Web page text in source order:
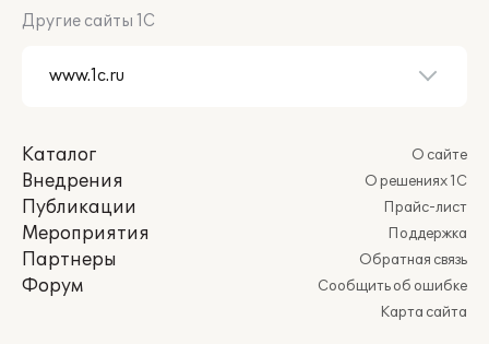
Другие сайты 1С
Каталог
Внедрения
Публикации
Мероприятия
Партнеры
Форум
О сайте
О решениях 1С
Прайс-лист
Поддержка
Обратная связь
Сообщить об ошибке
Карта сайта